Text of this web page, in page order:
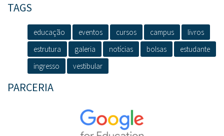
TAGS
educação eventos cursos campus
livros
estrutura
galeria notícias bolsas
estudante
ingresso
vestibular
PARCERIA